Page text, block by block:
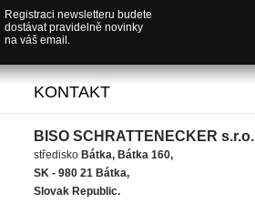
Registraci newsletteru budete
dostávat pravidelně novinky
na váš email.
KONTAKT
BISO SCHRATTENECKER s.r.o.
středisko Bátka, Bátka 160,
SK - 980 21 Bátka,
Slovak Republic.